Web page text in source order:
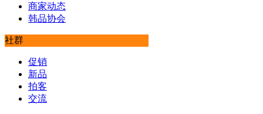
商家动态
韩品协会
社群
促销
新品
拍客
交流